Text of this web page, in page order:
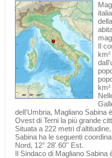
Il
dell'Umbria, Magliano Sabina
Ovest di Terni la più grande
Situata a 222 metri
Sabina ha le seguenti
Nord, 12° 28' 60'' Est.
Il Sindaco di Magliano Sabina